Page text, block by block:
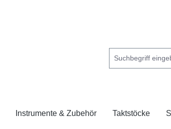
Instrumente & Zubehör Taktstöcke